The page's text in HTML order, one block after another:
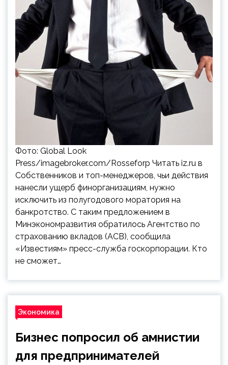
Фото: Global Look
Press/imagebroker.com/Rosseforp Читать iz.ru в
Собственников и топ-менеджеров, чьи действия
нанесли ущерб финорганизациям, нужно
исключить из полугодового моратория на
банкротство. С таким предложением в
Минэкономразвития обратилось Агентство по
страхованию вкладов (АСВ), сообщила
«Известиям» пресс-служба госкорпорации. Кто
не сможет…
Экономика
Бизнес попросил об амнистии
для предпринимателей